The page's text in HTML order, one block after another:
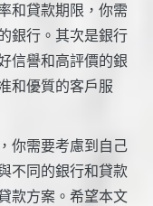
和貸款期限，你需
銀行。其次是銀行
信譽和高評價的銀
和優質的客戶服
你需要考慮到自己
不同的銀行和貸款
款方案。希望本文